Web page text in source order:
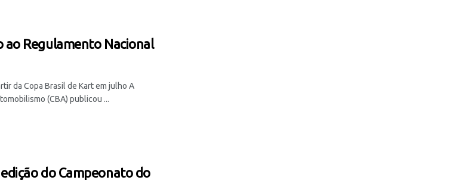
ao Regulamento Nacional
da Copa Brasil de Kart em julho A
(CBA) publicou ...
do Campeonato do